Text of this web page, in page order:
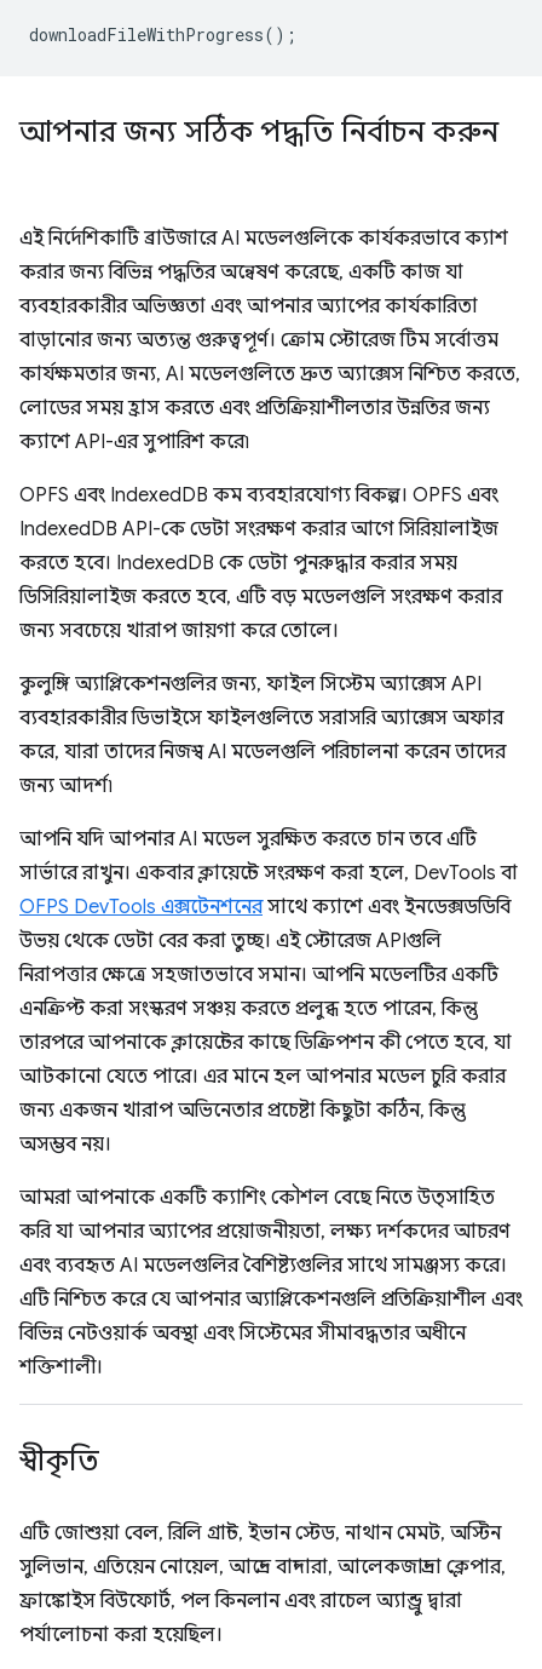
downloadFileWithProgress();
আপনার জন্য সঠিক পদ্ধতি নির্বাচন করুন
এই নির্দেশিকাটি ব্রাউজারে AI মডেলগুলিকে কার্যকরভাবে ক্যাশ
করার জন্য বিভিন্ন পদ্ধতির অন্বেষণ করেছে, একটি কাজ যা
ব্যবহারকারীর অভিজ্ঞতা এবং আপনার অ্যাপের কার্যকারিতা
বাড়ানোর জন্য অত্যন্ত গুরুত্বপূর্ণ। ক্রোম স্টোরেজ টিম সর্বোত্তম
কার্যক্ষমতার জন্য, AI মডেলগুলিতে দ্রুত অ্যাক্সেস নিশ্চিত করতে,
লোডের সময় হ্রাস করতে এবং প্রতিক্রিয়াশীলতার উন্নতির জন্য
ক্যাশে API-এর সুপারিশ করে৷
OPFS এবং IndexedDB কম ব্যবহারযোগ্য বিকল্প। OPFS এবং
IndexedDB API-কে ডেটা সংরক্ষণ করার আগে সিরিয়ালাইজ
করতে হবে। IndexedDB কে ডেটা পুনরুদ্ধার করার সময়
ডিসিরিয়ালাইজ করতে হবে, এটি বড় মডেলগুলি সংরক্ষণ করার
জন্য সবচেয়ে খারাপ জায়গা করে তোলে।
কুলুঙ্গি অ্যাপ্লিকেশনগুলির জন্য, ফাইল সিস্টেম অ্যাক্সেস API
ব্যবহারকারীর ডিভাইসে ফাইলগুলিতে সরাসরি অ্যাক্সেস অফার
করে, যারা তাদের নিজস্ব AI মডেলগুলি পরিচালনা করেন তাদের
জন্য আদর্শ৷
আপনি যদি আপনার AI মডেল সুরক্ষিত করতে চান তবে এটি
সার্ভারে রাখুন। একবার ক্লায়েন্টে সংরক্ষণ করা হলে, DevTools বা
OFPS DevTools এক্সটেনশনেরসাথে ক্যাশে এবং ইনডেক্সডডিবি
উভয় থেকে ডেটা বের করা তুচ্ছ। এই স্টোরেজ APIগুলি
নিরাপত্তার ক্ষেত্রে সহজাতভাবে সমান। আপনি মডেলটির একটি
এনক্রিপ্ট করা সংস্করণ সঞ্চয় করতে প্রলুব্ধ হতে পারেন, কিন্তু
তারপরে আপনাকে ক্লায়েন্টের কাছে ডিক্রিপশন কী পেতে হবে, যা
আটকানো যেতে পারে। এর মানে হল আপনার মডেল চুরি করার
জন্য একজন খারাপ অভিনেতার প্রচেষ্টা কিছুটা কঠিন, কিন্তু
অসম্ভব নয়।
আমরা আপনাকে একটি ক্যাশিং কৌশল বেছে নিতে উত্সাহিত
করি যা আপনার অ্যাপের প্রয়োজনীয়তা, লক্ষ্য দর্শকদের আচরণ
এবং ব্যবহৃত AI মডেলগুলির বৈশিষ্ট্যগুলির সাথে সামঞ্জস্য করে।
এটি নিশ্চিত করে যে আপনার অ্যাপ্লিকেশনগুলি প্রতিক্রিয়াশীল এবং
বিভিন্ন নেটওয়ার্ক অবস্থা এবং সিস্টেমের সীমাবদ্ধতার অধীনে
শক্তিশালী।
স্বীকৃতি
এটি জোশুয়া বেল, রিলি গ্রান্ট, ইভান স্টেড, নাথান মেমট, অস্টিন
সুলিভান, এতিয়েন নোয়েল, আন্দ্রে বান্দারা, আলেকজান্দ্রা ক্লেপার,
ফ্রাঙ্কোইস বিউফোর্ট, পল কিনলান এবং রাচেল অ্যান্ড্রু দ্বারা
পর্যালোচনা করা হয়েছিল।